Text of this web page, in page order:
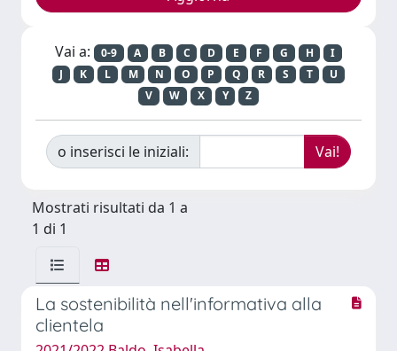
Vai a: 0-9 A B C D E F G H
I
J
K L M N O P Q R S T
U
V
W X Y Z
o inserisci le iniziali:
Mostrati risultati da 1 a
1 di 1
La sostenibilità nell'informativa alla
clientela